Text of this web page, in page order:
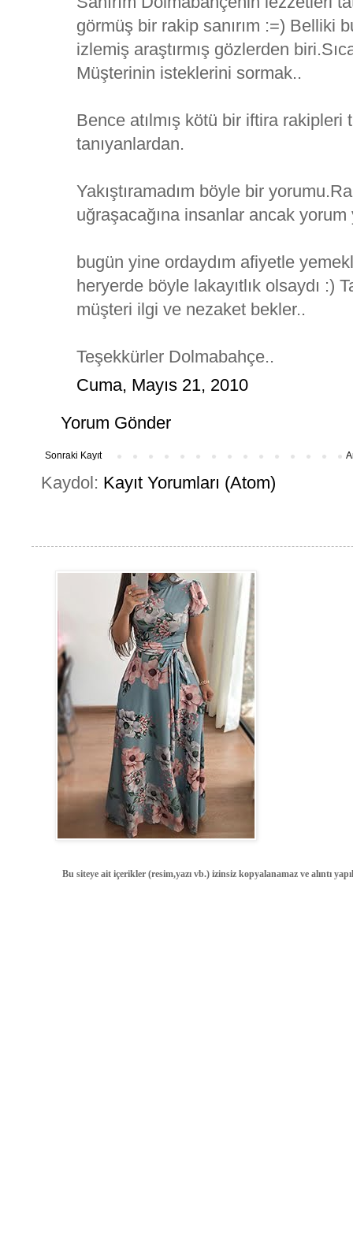
görmüş bir rakip sanırım :=) Belliki
izlemiş araştırmış gözlerden
Müşterinin isteklerini sormak..
Bence atılmış kötü bir iftira
tanıyanlardan.
Yakıştıramadım böyle bir
uğraşacağına insanlar ancak
bugün yine ordaydım afiyetle
heryerde böyle lakayıtlık olsaydı :)
müşteri ilgi ve nezaket bekler..
Teşekkürler Dolmabahçe..
Cuma, Mayıs 21, 2010
Yorum Gönder
Sonraki Kayıt
Kaydol: Kayıt Yorumları (Atom)
Bu siteye ait içerikler (resim,yazı vb.) izinsiz kopyalanamaz ve alıntı